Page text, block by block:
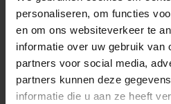
personaliseren, om functies
en om ons websiteverkeer te
informatie over uw gebruik van
partners voor social media,
partners kunnen deze
informatie die u aan ze heeft
Den Helder